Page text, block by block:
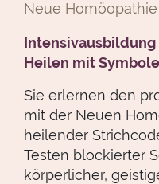
Neue Homöopathie
Heilen mit
Sie erlernen den
mit der Neuen
heilender
Testen blockierter
körperlicher,